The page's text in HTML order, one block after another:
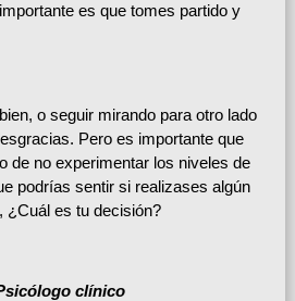
es que tomes partido y
o seguir mirando para otro lado
Pero es importante que
de no experimentar los niveles de
podrías sentir si realizases algún
¿Cuál es tu decisión?
clínico